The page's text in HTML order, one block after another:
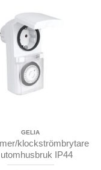
GELIA
klockströmbrytare
IP44